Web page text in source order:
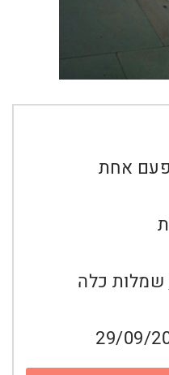
אחת
שמלות כלה
29/09/